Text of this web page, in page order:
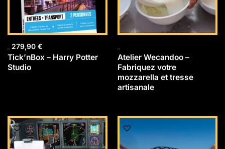
279,90 €
Tick’nBox – Harry Potter
Studio
Atelier Wecandoo –
Fabriquez votre
mozzarella et tresse
artisanale